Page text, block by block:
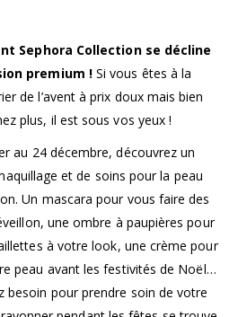
Sephora Collection se décline
premium !Si vous êtes à la
de l’avent à prix doux mais bien
plus, il est sous vos yeux !
au 24 décembre, découvrez un
et de soins pour la peau
Un mascara pour vous faire des
une ombre à paupières pour
à votre look, une crème pour
peau avant les festivités de Noël…
besoin pour prendre soin de votre